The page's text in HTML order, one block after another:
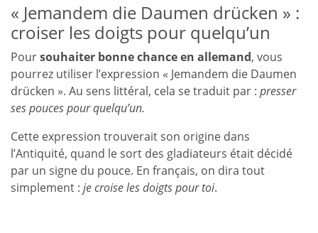
« Jemandem die Daumen drücken » :
croiser les doigts pour quelqu’un
Poursouhaiter bonne chance en allemand, vous
pourrez utiliser l’expression « Jemandem die Daumen
drücken ». Au sens littéral, cela se traduit par : presser
ses pouces pour quelqu’un.
Cette expression trouverait son origine dans
l’Antiquité, quand le sort des gladiateurs était décidé
par un signe du pouce. En français, on dira tout
simplement : je croise les doigts pour toi.